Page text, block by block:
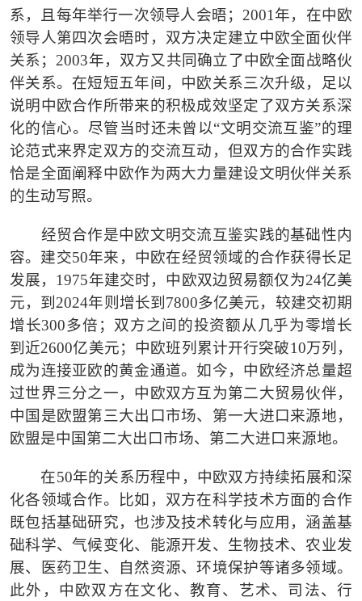
系，且每年举行一次领导人会晤； 2001 年，在中欧
领导人第四次会晤时，双方决定建立中欧全面伙伴
关系； 2003年，双方又共同确立了中欧全面战略伙
伴关系。在短短五年间，中欧关系三次升级，足以
说明中欧合作所带来的积极成效坚定了双方关系深
化的信心。尽管当时还未曾以“文明交流互鉴”的理
论范式来界定双方的交流互动，但双方的合作实践
恰是全面阐释中欧作为两大力量建设文明伙伴关系
的生动写照。
经贸合作是中欧文明交流互鉴实践的基础性内
容。建交50年来，中欧在经贸领域的合作获得长足
发展， 1975年建交时，中欧双边贸易额仅为24亿美
元，到 2024年则增长到 7800多亿美元，较建交初期
增长300多倍；双方之间的投资额从几乎为零增长
到近2600亿美元；中欧班列累计开行突破10万列，
成为连接亚欧的黄金通道。如今，中欧经济总量超
过世界三分之一，中欧双方互为第二大贸易伙伴，
中国是欧盟第三大出口市场、第一大进口来源地，
欧盟是中国第二大出口市场、第二大进口来源地。
在50年的关系历程中，中欧双方持续拓展和深
化各领域合作。比如，双方在科学技术方面的合作
既包括基础研究，也涉及技术转化与应用，涵盖基
础科学、气候变化、能源开发、生物技术、农业发
展、医药卫生、自然资源、环境保护等诸多领域。
此外，中欧双方在文化、教育、艺术、司法、行